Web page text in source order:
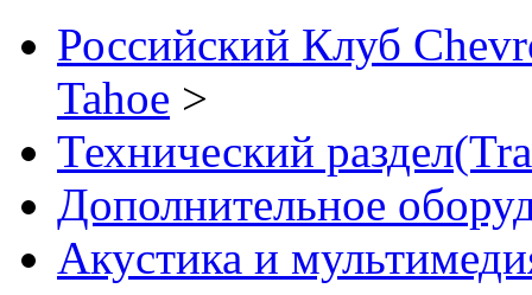
Российский Клуб
Tahoe >
Технический
Дополнительное
Акустика и